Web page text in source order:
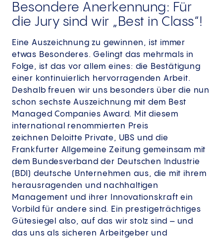
Besondere Anerkennung: Für
die Jury sind wir „Best in Class“!
Eine Auszeichnung zu gewinnen, ist immer
etwas Besonderes. Gelingt das mehrmals in
Folge, ist das vor allem eines: die Bestätigung
einer kontinuierlich hervorragenden Arbeit.
Deshalb freuen wir uns besonders über die nun
schon sechste Auszeichnung mit dem Best
Managed Companies Award. Mit diesem
international renommierten Preis
zeichnen Deloitte Private, UBS und die
Frankfurter Allgemeine Zeitung gemeinsam mit
dem Bundesverband der Deutschen Industrie
(BDI) deutsche Unternehmen aus, die mit ihrem
herausragenden und nachhaltigen
Management und ihrer Innovationskraft ein
Vorbild für andere sind. Ein prestigeträchtiges
Gütesiegel also, auf das wir stolz sind – und
das uns als sicheren Arbeitgeber und